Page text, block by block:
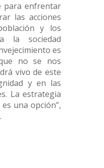
para enfrentar
las acciones
y los
la sociedad
es
no se nos
vivo de este
y en las
La estrategia
una opción”,